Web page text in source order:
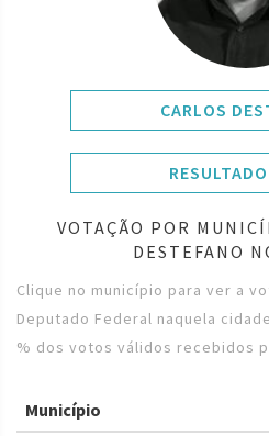
CARLOS
VOTAÇÃO POR
DESTEFANO
Clique no município para ver a
Deputado Federal naquela cidade
% dos votos válidos recebidos
Município